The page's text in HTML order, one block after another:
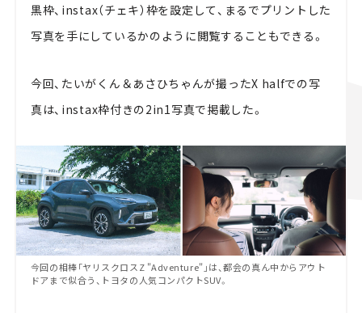
黒枠、instax（チェキ）枠を設定して、まるでプリントした
写真を手にしているかのように閲覧することもできる。
今回、たいがくん＆あさひちゃんが撮ったX halfでの写
真は、instax枠付きの2in1写真で掲載した。
今回の相棒「ヤリスクロスZ "Adventure"」は、都会の真ん中からアウト
ドアまで似合う、トヨタの人気コンパクトSUV。